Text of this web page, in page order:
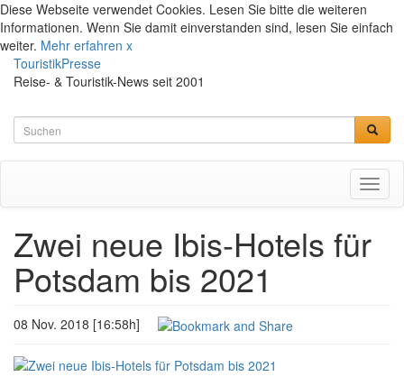
Diese Webseite verwendet Cookies. Lesen Sie bitte die weiteren
Informationen. Wenn Sie damit einverstanden sind, lesen Sie einfach
weiter. Mehr erfahren x
TouristikPresse
Reise- & Touristik-News seit 2001
Zwei neue Ibis-Hotels für
Potsdam bis 2021
08 Nov. 2018 [16:58h]